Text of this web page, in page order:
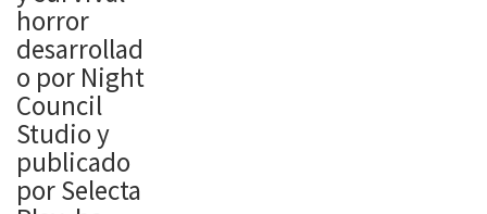
horror
desarrollad
o por Night
Council
Studio y
publicado
por Selecta